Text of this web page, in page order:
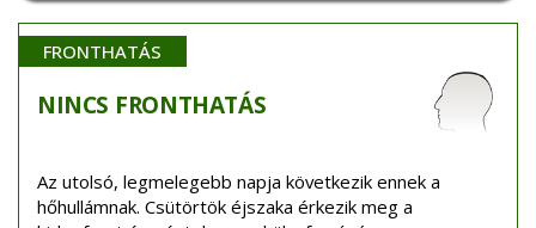
FRONTHATÁS
NINCS FRONTHATÁS
Az utolsó, legmelegebb napja következik ennek a
hőhullámnak. Csütörtök éjszaka érkezik meg a